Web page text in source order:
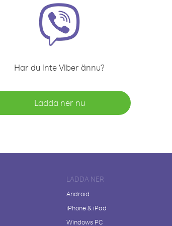
Har du inte Viber ännu?
Ladda ner nu
LADDA NER
Android
iPhone & iPad
Windows PC